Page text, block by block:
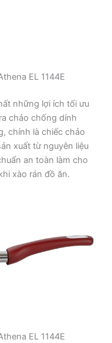
EL 1144E
những lợi ích tối ưu
chảo chống dính
chính là chiếc chảo
xuất từ nguyên liệu
an toàn làm cho
xào rán đồ ăn.
EL 1144E